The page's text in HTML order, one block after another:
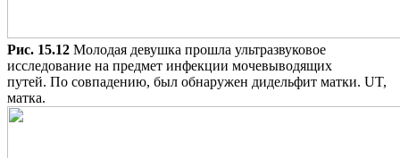
Рис. 15.12 Молодая девушка прошла ультразвуковое
исследование на предмет инфекции мочевыводящих
путей. По совпадению, был обнаружен дидельфит матки. UT,
матка.